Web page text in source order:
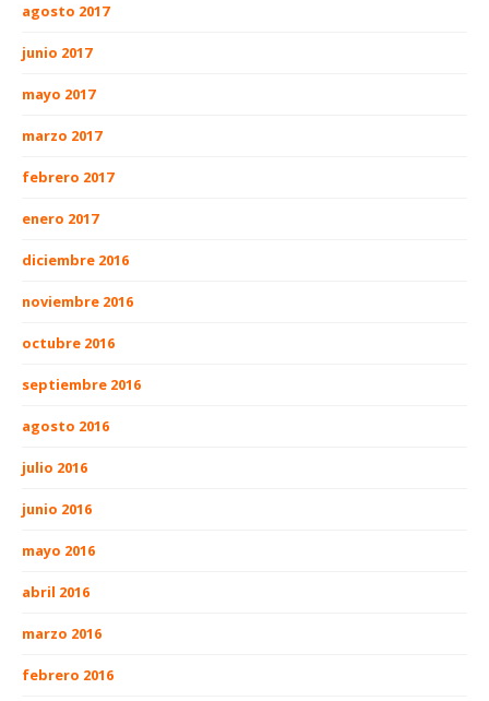
agosto 2017
junio 2017
mayo 2017
marzo 2017
febrero 2017
enero 2017
diciembre 2016
noviembre 2016
octubre 2016
septiembre 2016
agosto 2016
julio 2016
junio 2016
mayo 2016
abril 2016
marzo 2016
febrero 2016